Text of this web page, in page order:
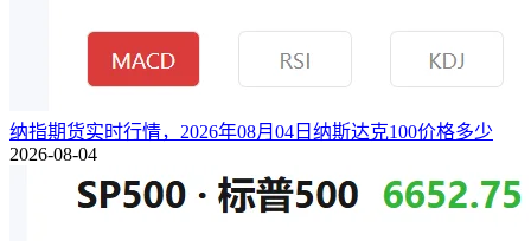
纳指期货实时行情，2026年08月04日纳斯达克100价格多少
2026-08-04